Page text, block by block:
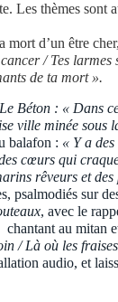
Les thèmes sont
mort d’un être
/ Tes
de ta mort ».
Le Béton : « Dans
ville minée sous
balafon : « Y a
cœurs qui
rêveurs et des
psalmodiés sur
, avec le
au mitan
/ Là où les
audio, et